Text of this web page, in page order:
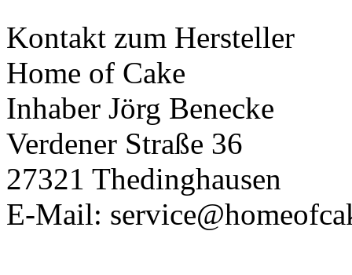
Kontakt zum Hersteller
Home of Cake
Inhaber Jörg Benecke
Verdener Straße 36
27321 Thedinghausen
E-Mail: